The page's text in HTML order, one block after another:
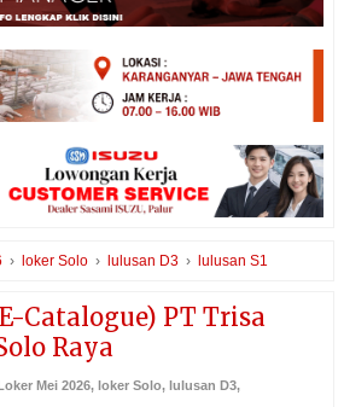
› loker Solo › lulusan D3 › lulusan S1
Catalogue) PT Trisa
Raya
Mei 2026, loker Solo, lulusan D3,